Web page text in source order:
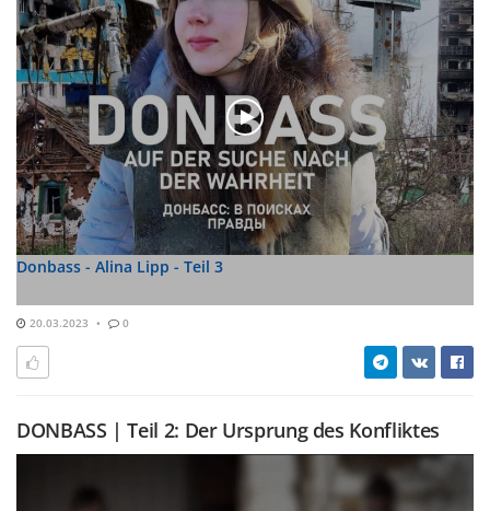
Donbass - Alina Lipp - Teil 3
20.03.2023 0
DONBASS | Teil 2: Der Ursprung des Konfliktes